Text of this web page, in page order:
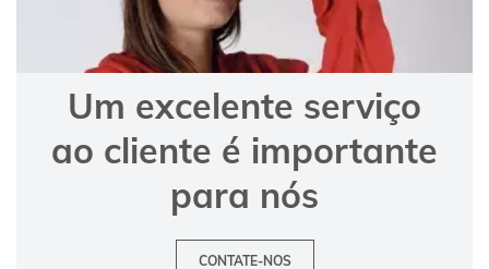
Um excelente serviço
ao cliente é importante
para nós
CONTATE-NOS